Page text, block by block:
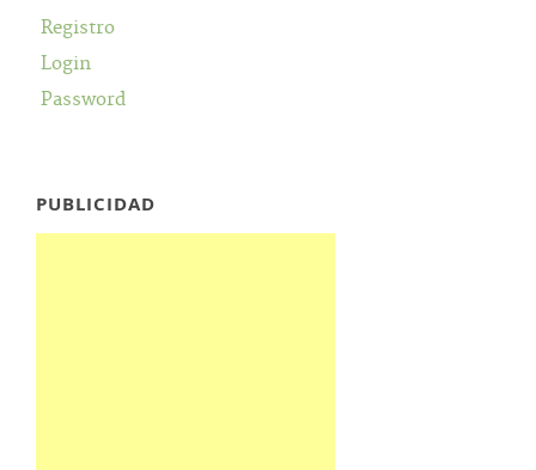
Registro
Login
Password
PUBLICIDAD